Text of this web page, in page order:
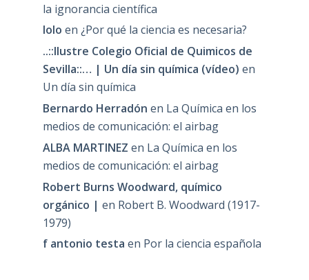
la ignorancia científica
lolo en ¿Por qué la ciencia es necesaria?
..::Ilustre Colegio Oficial de Quimicos de
Sevilla::… | Un día sin química (vídeo) en
Un día sin química
Bernardo Herradón en La Química en los
medios de comunicación: el airbag
ALBA MARTINEZ en La Química en los
medios de comunicación: el airbag
Robert Burns Woodward, químico
orgánico | en Robert B. Woodward (1917-
1979)
f antonio testa en Por la ciencia española